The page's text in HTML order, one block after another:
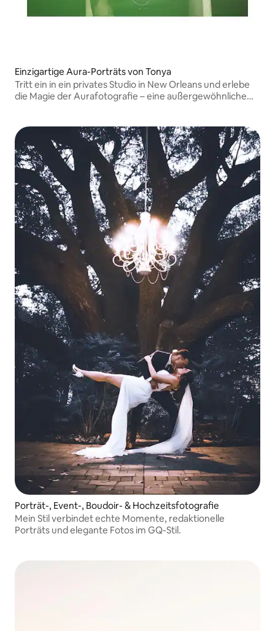
Einzigartige Aura-Porträts von Tonya
Tritt ein in ein privates Studio in New Orleans und erlebe
die Magie der Aurafotografie – eine außergewöhnliche
einzigartiges Andenken an Ihre Reise sein wird.
Porträt-, Event-, Boudoir- & Hochzeitsfotografie
Mein Stil verbindet echte Momente, redaktionelle
Porträts und elegante Fotos im GQ-Stil.